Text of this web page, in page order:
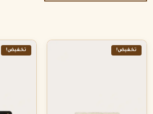
تخفيض! تخفيض!